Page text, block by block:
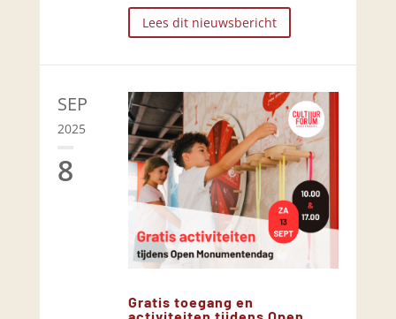
Lees dit nieuwsbericht
SEP
2025
8
Gratis toegang en
activiteiten tijdens Open